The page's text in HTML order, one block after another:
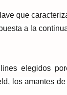
que
a la
elegidos por
, los amantes